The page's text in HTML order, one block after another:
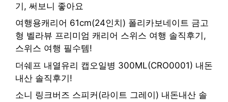
기, 써보니 좋아요
여행용캐리어 61cm(24인치) 폴리카보네이트 금고
형 벨라뷰 프리미엄 캐리어 스위스 여행 솔직후기,
스위스 여행 필수템!
더쉐프 내열유리 캡오일병 300ML(CRO0001) 내돈
내산 솔직후기!
소니 링크버즈 스피커(라이트 그레이) 내돈내산 솔